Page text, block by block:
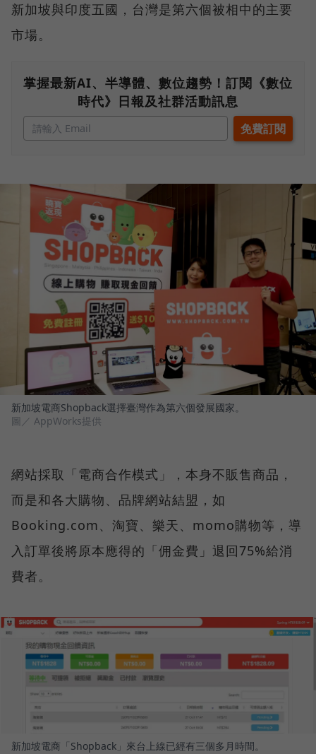
新加坡與印度五國，台灣是第六個被相中的主要
市場。
掌握最新AI、半導體、數位趨勢！訂閱《數位
時代》日報及社群活動訊息
新加坡電商Shopback選擇臺灣作為第六個發展國家。
圖／ AppWorks提供
網站採取「電商合作模式」，本身不販售商品，
而是和各大購物、品牌網站結盟，如
Booking.com、淘寶、樂天、momo購物等，導
入訂單後將原本應得的「佣金費」退回75%給消
費者。
新加坡電商「Shopback」來台上線已經有三個多月時間。